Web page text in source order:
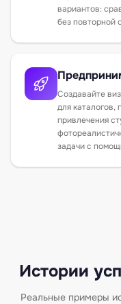
вариантов:
без повторной
Создавайте
для каталогов,
привлечения
задачи с
Истории
Реальные примеры